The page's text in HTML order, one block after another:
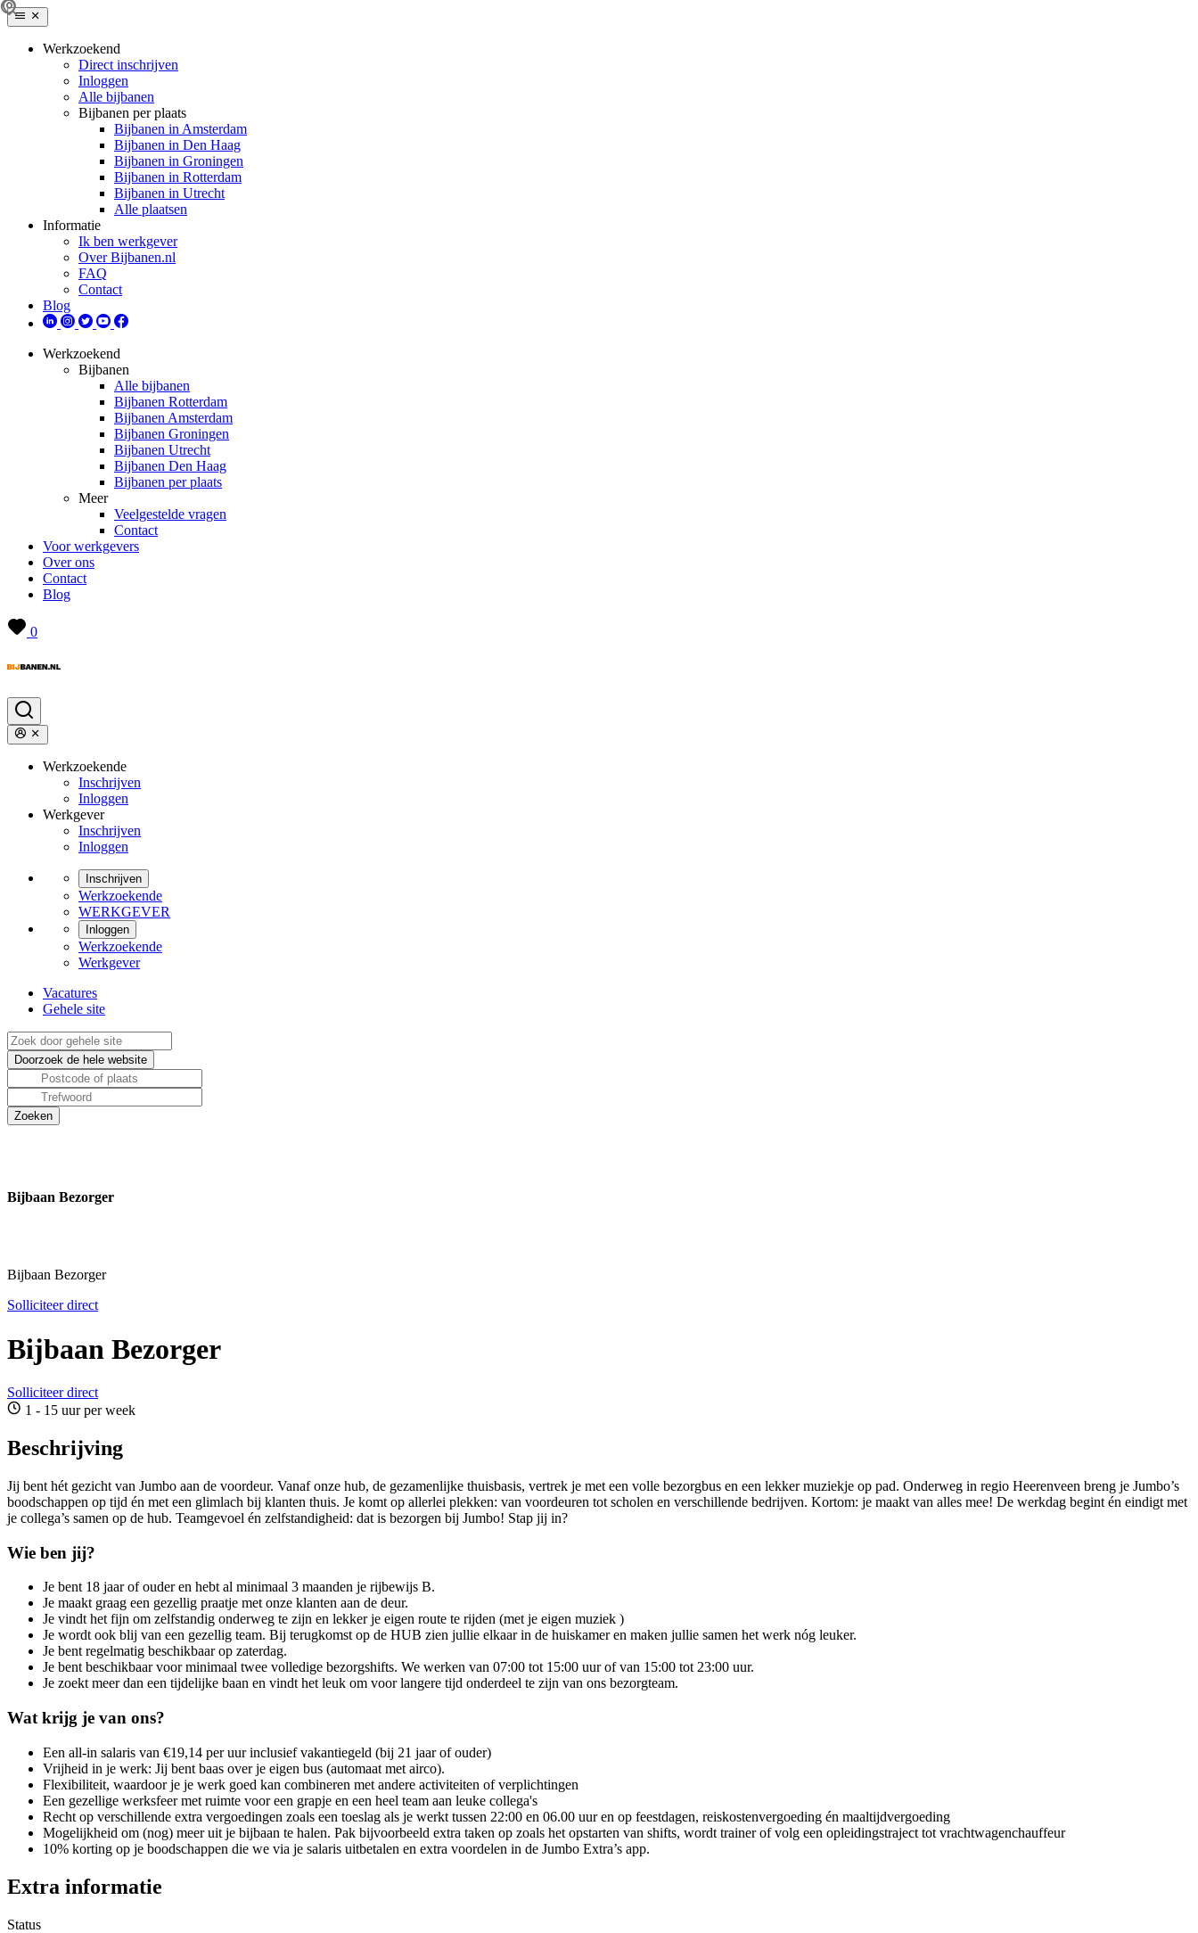
Werkzoekend
Direct inschrijven
Inloggen
Alle bijbanen
Bijbanen per plaats
Bijbanen in Amsterdam
Bijbanen in Den Haag
Bijbanen in Groningen
Bijbanen in Rotterdam
Bijbanen in Utrecht
Alle plaatsen
Informatie
Ik ben werkgever
Over Bijbanen.nl
FAQ
Contact
Blog
Werkzoekend
Bijbanen
Alle bijbanen
Bijbanen Rotterdam
Bijbanen Amsterdam
Bijbanen Groningen
Bijbanen Utrecht
Bijbanen Den Haag
Bijbanen per plaats
Meer
Veelgestelde vragen
Contact
Voor werkgevers
Over ons
Contact
Blog
0
Werkzoekende
Inschrijven
Inloggen
Werkgever
Inschrijven
Inloggen
Inschrijven
Werkzoekende
WERKGEVER
Inloggen
Werkzoekende
Werkgever
Vacatures
Gehele site
Bijbaan Bezorger
Bijbaan Bezorger
Solliciteer direct
Bijbaan Bezorger
Solliciteer direct
1 - 15 uur per week
Beschrijving
Jij bent hét gezicht van Jumbo aan de voordeur. Vanaf onze hub, de gezamenlijke thuisbasis, vertrek je met een volle bezorgbus en een lekker muziekje op pad. Onderweg in regio Heerenveen breng je Jumbo’s
boodschappen op tijd én met een glimlach bij klanten thuis. Je komt op allerlei plekken: van voordeuren tot scholen en verschillende bedrijven. Kortom: je maakt van alles mee! De werkdag begint én eindigt met
je collega’s samen op de hub. Teamgevoel én zelfstandigheid: dat is bezorgen bij Jumbo! Stap jij in?
Wie ben jij?
Je bent 18 jaar of ouder en hebt al minimaal 3 maanden je rijbewijs B.
Je maakt graag een gezellig praatje met onze klanten aan de deur.
Je vindt het fijn om zelfstandig onderweg te zijn en lekker je eigen route te rijden (met je eigen muziek )
Je wordt ook blij van een gezellig team. Bij terugkomst op de HUB zien jullie elkaar in de huiskamer en maken jullie samen het werk nóg leuker.
Je bent regelmatig beschikbaar op zaterdag.
Je bent beschikbaar voor minimaal twee volledige bezorgshifts. We werken van 07:00 tot 15:00 uur of van 15:00 tot 23:00 uur.
Je zoekt meer dan een tijdelijke baan en vindt het leuk om voor langere tijd onderdeel te zijn van ons bezorgteam.
Wat krijg je van ons?
Een all-in salaris van €19,14 per uur inclusief vakantiegeld (bij 21 jaar of ouder)
Vrijheid in je werk: Jij bent baas over je eigen bus (automaat met airco).
Flexibiliteit, waardoor je je werk goed kan combineren met andere activiteiten of verplichtingen
Een gezellige werksfeer met ruimte voor een grapje en een heel team aan leuke collega's
Recht op verschillende extra vergoedingen zoals een toeslag als je werkt tussen 22:00 en 06.00 uur en op feestdagen, reiskostenvergoeding én maaltijdvergoeding
Mogelijkheid om (nog) meer uit je bijbaan te halen. Pak bijvoorbeeld extra taken op zoals het opstarten van shifts, wordt trainer of volg een opleidingstraject tot vrachtwagenchauffeur
10% korting op je boodschappen die we via je salaris uitbetalen en extra voordelen in de Jumbo Extra’s app.
Extra informatie
Status